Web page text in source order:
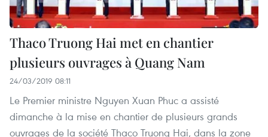
Thaco Truong Hai met en chantier
plusieurs ouvrages à Quang Nam
24/03/2019 08:11
Le Premier ministre Nguyen Xuan Phuc a assisté
dimanche à la mise en chantier de plusieurs grands
ouvrages de la société Thaco Truong Hai, dans la zone